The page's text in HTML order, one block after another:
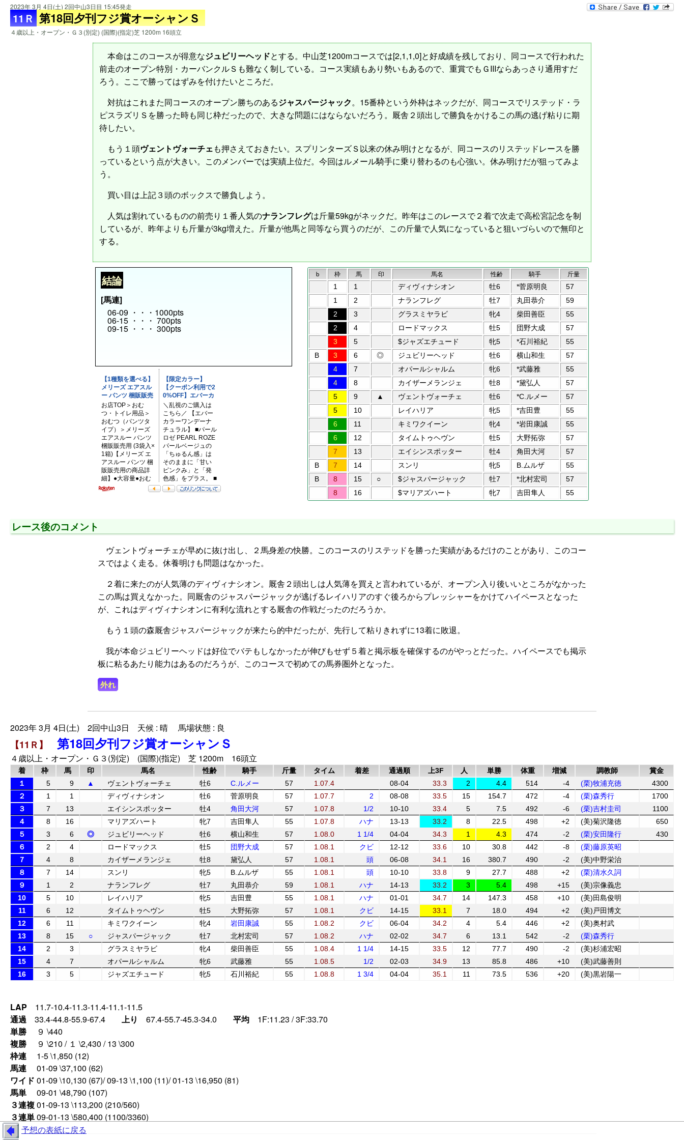
2023年 3月 4日(土) 2回中山3日目 15:45発走
11Ｒ 第18回夕刊フジ賞オーシャンＳ
４歳以上・オープン・Ｇ３(別定) (国際)(指定)芝 1200m 16頭立
本命はこのコースが得意なジュビリーヘッドとする。中山芝1200mコースでは[2,1,1,0]と好成績を残しており、同コースで行われた
前走のオープン特別・カーバンクルＳも難なく制している。コース実績もあり勢いもあるので、重賞でもＧIIIならあっさり通用すだ
ろう。ここで勝ってはずみを付けたいところだ。
対抗はこれまた同コースのオープン勝ちのあるジャスパージャック。15番枠という外枠はネックだが、同コースでリステッド・ラ
ピスラズリＳを勝った時も同じ枠だったので、大きな問題にはならないだろう。厩舎２頭出しで勝負をかけるこの馬の逃げ粘りに期
待したい。
もう１頭ヴェントヴォーチェも押さえておきたい。スプリンターズＳ以来の休み明けとなるが、同コースのリステッドレースを勝
っているという点が大きい。このメンバーでは実績上位だ。今回はルメール騎手に乗り替わるのも心強い。休み明けだが狙ってみよ
う。
買い目は上記３頭のボックスで勝負しよう。
人気は割れているものの前売り１番人気のナランフレグは斤量59kgがネックだ。昨年はこのレースで２着で次走で高松宮記念を制
しているが、昨年よりも斤量が3kg増えた。斤量が他馬と同等なら買うのだが、この斤量で人気になっていると狙いづらいので無印と
する。
結論
[馬連]
06-09 ・・・1000pts
06-15 ・・・ 700pts
09-15 ・・・ 300pts
b 枠 馬 印 馬名 性齢 騎手
斤量
1
1 ディヴィナシオン 牡6 *菅原明良
57
1
2 ナランフレグ 牡7 丸田恭介
59
2
3 グラスミヤラビ 牝4 柴田善臣
55
2
4 ロードマックス 牡5 団野大成
57
3
5 $ジャズエチュード 牝5 *石川裕紀
55
B
3 6 ◎ ジュビリーヘッド 牡6 横山和生
57
4
7 オパールシャルム 牝6 *武藤雅
55
4
8 カイザーメランジェ 牡8 *黛弘人
57
5
9 ▲ ヴェントヴォーチェ 牡6 *C.ルメー
57
5
10 レイハリア 牝5 *吉田豊
55
6
11 キミワクイーン 牝4 *岩田康誠
55
6
12 タイムトゥヘヴン 牡5 大野拓弥
57
7
13 エイシンスポッター 牡4 角田大河
57
B
7 14 スンリ 牝5 B.ムルザ
55
B
8 15 ○ $ジャスパージャック 牡7 *北村宏司
57
8
16 $マリアズハート 牝7 吉田隼人 55
レース後のコメント
ヴェントヴォーチェが早めに抜け出し、２馬身差の快勝。このコースのリステッドを勝った実績があるだけのことがあり、このコー
スではよく走る。休養明けも問題はなかった。
２着に来たのが人気薄のディヴィナシオン。厩舎２頭出しは人気薄を買えと言われているが、オープン入り後いいところがなかった
この馬は買えなかった。同厩舎のジャスパージャックが逃げるレイハリアのすぐ後ろからプレッシャーをかけてハイペースとなった
が、これはディヴィナシオンに有利な流れとする厩舎の作戦だったのだろうか。
もう１頭の森厩舎ジャスパージャックが来たら的中だったが、先行して粘りきれずに13着に敗退。
我が本命ジュビリーヘッドは好位でバテもしなかったが伸びもせず５着と掲示板を確保するのがやっとだった。ハイペースでも掲示
板に粘るあたり能力はあるのだろうが、このコースで初めての馬券圏外となった。
外れ
2023年 3月 4日(土) 2回中山3日 天候 : 晴 馬場状態 : 良
【11Ｒ】 第18回夕刊フジ賞オーシャンＳ
４歳以上・オープン・Ｇ３(別定) (国際)(指定) 芝 1200m 16頭立
着 枠 馬 印 馬名 性齢 騎手 斤量 タイム 着差 通過順 上3F 人 単勝 体重 増減 調教師
賞金
１
5 9 ▲ ヴェントヴォーチェ 牡6 C.ルメー 57 1.07.4 08-04 33.3 2 4.4 514 -4 (栗)牧浦充徳
4300
２
1 1 ディヴィナシオン 牡6 菅原明良 57 1.07.7 2 08-08 33.5 15 154.7 472 -4 (栗)森秀行
1700
３
7 13 エイシンスポッター 牡4 角田大河 57 1.07.8 1/2 10-10 33.4 5 7.5 492 -6 (栗)吉村圭司
1100
４
8 16 マリアズハート 牝7 吉田隼人 55 1.07.8 ハナ 13-13 33.2 8 22.5 498 +2 (美)菊沢隆徳
650
５
3 6 ◎ ジュビリーヘッド 牡6 横山和生 57 1.08.0 1 1/4 04-04 34.3 1 4.3 474 -2 (栗)安田隆行
430
６
2 4 ロードマックス 牡5 団野大成 57 1.08.1 クビ 12-12 33.6 10 30.8 442 -8
(栗)藤原英昭
７
4 8 カイザーメランジェ 牡8 黛弘人 57 1.08.1 頭 06-08 34.1 16 380.7 490 -2
(美)中野栄治
８
7 14 スンリ 牝5 B.ムルザ 55 1.08.1 頭 10-10 33.8 9 27.7 488 +2
(栗)清水久詞
９
1 2 ナランフレグ 牡7 丸田恭介 59 1.08.1 ハナ 14-13 33.2 3 5.4 498 +15
(美)宗像義忠
10
5 10 レイハリア 牝5 吉田豊 55 1.08.1 ハナ 01-01 34.7 14 147.3 458 +10
(美)田島俊明
11
6 12 タイムトゥヘヴン 牡5 大野拓弥 57 1.08.1 クビ 14-15 33.1 7 18.0 494 +2
(美)戸田博文
12
6 11 キミワクイーン 牝4 岩田康誠 55 1.08.2 クビ 06-04 34.2 4 5.4 446 +2
(美)奥村武
13
8 15 ○ ジャスパージャック 牡7 北村宏司 57 1.08.2 ハナ 02-02 34.7 6 13.1 542 -2
(栗)森秀行
14
2 3 グラスミヤラビ 牝4 柴田善臣 55 1.08.4 1 1/4 14-15 33.5 12 77.7 490 -2
(美)杉浦宏昭
15
4 7 オパールシャルム 牝6 武藤雅 55 1.08.5 1/2 02-03 34.9 13 85.8 486 +10
(美)武藤善則
16
3 5 ジャズエチュード 牝5 石川裕紀 55 1.08.8 1 3/4 04-04 35.1 11 73.5 536 +20 (美)黒岩陽一
LAP 11.7-10.4-11.3-11.4-11.1-11.5
通過 33.4-44.8-55.9-67.4 上り 67.4-55.7-45.3-34.0 平均 1F:11.23 / 3F:33.70
単勝
９ \440
複勝
９ \210 / １ \2,430 / 13 \300
枠連
1-5 \1,850 (12)
馬連
01-09 \37,100 (62)
ワイド 01-09 \10,130 (67)/ 09-13 \1,100 (11)/ 01-13 \16,950 (81)
馬単
09-01 \48,790 (107)
３連複01-09-13 \113,200 (210/560)
３連単09-01-13 \580,400 (1100/3360)
予想の表紙に戻る